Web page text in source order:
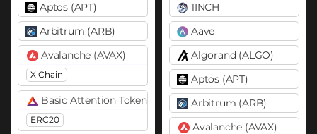
Aptos (APT)
Arbitrum (ARB)
Avalanche (AVAX)
X Chain
Basic Attention Token (BAT)
ERC20
1INCH
Aave
Algorand (ALGO)
Aptos (APT)
Arbitrum (ARB)
Avalanche (AVAX)